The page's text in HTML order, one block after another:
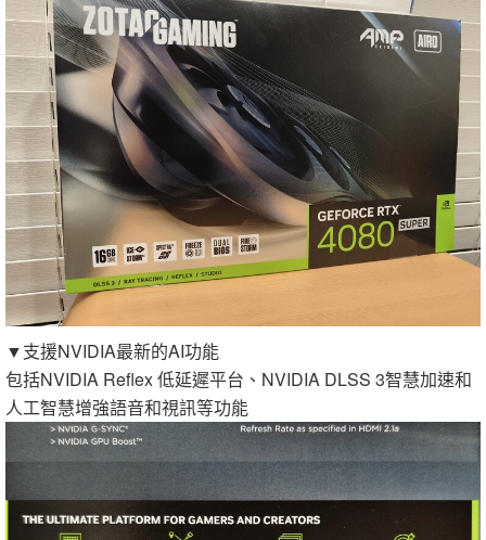
▼支援NVIDIA最新的AI功能
包括NVIDIA Reflex 低延遲平台、NVIDIA DLSS 3智慧加速和
人工智慧增強語音和視訊等功能